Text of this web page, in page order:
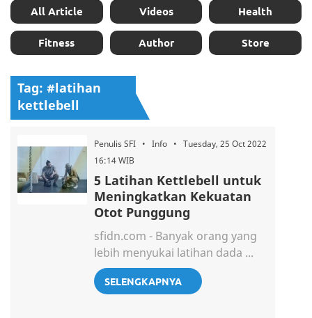
All Article Videos Health
Fitness Author Store
Tag: #latihan
kettlebell
Penulis SFI • Info • Tuesday, 25 Oct 2022
16:14 WIB
5 Latihan Kettlebell untuk
Meningkatkan Kekuatan
Otot Punggung
sfidn.com - Banyak orang yang
lebih menyukai latihan dada ...
SELENGKAPNYA